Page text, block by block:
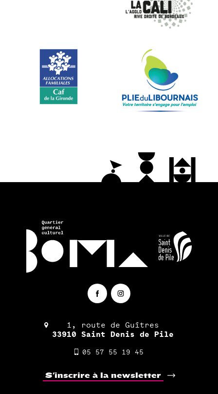
1, route de Guîtres
33910 Saint Denis de Pile
05 57 55 19 45
S'inscrire à la newsletter